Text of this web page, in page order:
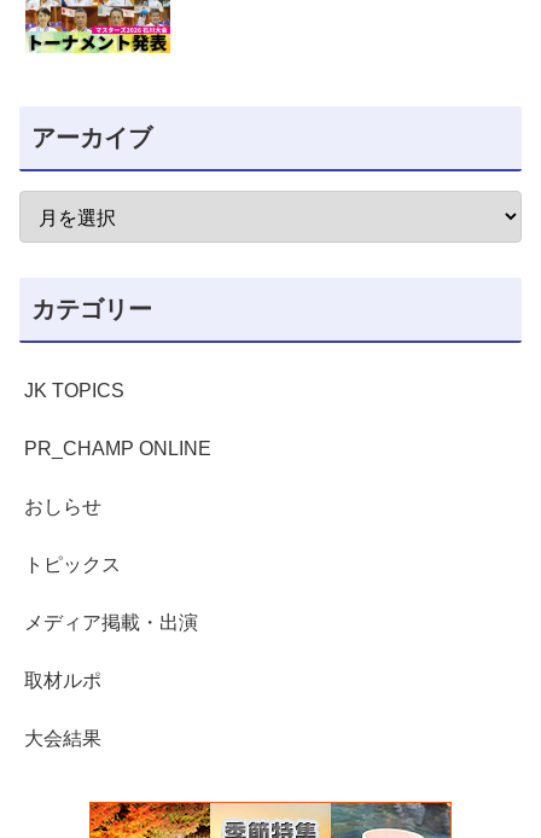
アーカイブ
カテゴリー
JK TOPICS
PR_CHAMP ONLINE
おしらせ
トピックス
メディア掲載・出演
取材ルポ
大会結果